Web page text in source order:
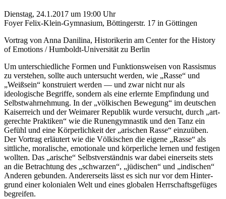
Dienstag, 24.1.2017 um 19:00 Uhr
Foyer Felix-Klein-Gymnasium, Böttingerstr. 17 in Göttingen
Vortrag von Anna Danilina, Historikerin am Center for the History
of Emotions / Humboldt-Universität zu Berlin
Um unterschiedliche Formen und Funktions­weisen von Rassismus
zu verstehen, sollte auch untersucht werden, wie „Rasse“ und
„Weißsein“ konstruiert werden — und zwar nicht nur als
ideologische Begriffe, sondern als eine erlernte Empfindung und
Selbst­wahr­nehmung. In der „völkischen Bewegung“ im deutschen
Kaiser­reich und der Weimarer Republik wurde versucht, durch „art­
gerechte Praktiken“ wie die Runen­gymnastik und den Tanz ein
Gefühl und eine Körper­lich­keit der „arischen Rasse“ einzuüben.
Der Vortrag erläutert wie die Völkischen die eigene „Rasse“ als
sittliche, moralische, emotionale und körper­liche lernen und festigen
wollten. Das „arische“ Selbst­verständnis war dabei einerseits stets
an die Betrachtung des „schwarzen“, „jüdischen“ und „indischen“
Anderen gebunden. Anderer­seits lässt es sich nur vor dem Hinter­
grund einer kolonialen Welt und eines globalen Herrschafts­gefüges
begreifen.